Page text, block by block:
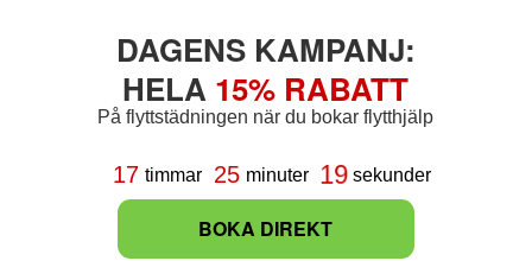
DAGENS KAMPANJ:
HELA 15% RABATT
På flyttstädningen när du bokar flytthjälp
17 timmar 25 minuter 19 sekunder
BOKA DIREKT